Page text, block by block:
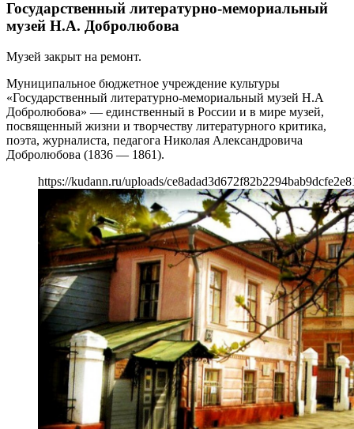
Государственный литературно-мемориальный
музей Н.А. Добролюбова
Музей закрыт на ремонт.
Муниципальное бюджетное учреждение культуры
«Государственный литературно-мемориальный музей Н.А
Добролюбова» — единственный в России и в мире музей,
посвященный жизни и творчеству литературного критика,
поэта, журналиста, педагога Николая Александровича
Добролюбова (1836 — 1861).
https://kudann.ru/uploads/